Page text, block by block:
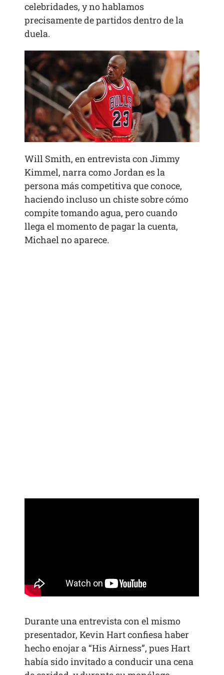
celebridades, y no hablamos
precisamente de partidos dentro de la
duela.
Will Smith, en entrevista con Jimmy
Kimmel, narra como Jordan es la
persona más competitiva que conoce,
haciendo incluso un chiste sobre cómo
compite tomando agua, pero cuando
llega el momento de pagar la cuenta,
Michael no aparece.
Durante una entrevista con el mismo
presentador, Kevin Hart confiesa haber
hecho enojar a “His Airness”, pues Hart
había sido invitado a conducir una cena